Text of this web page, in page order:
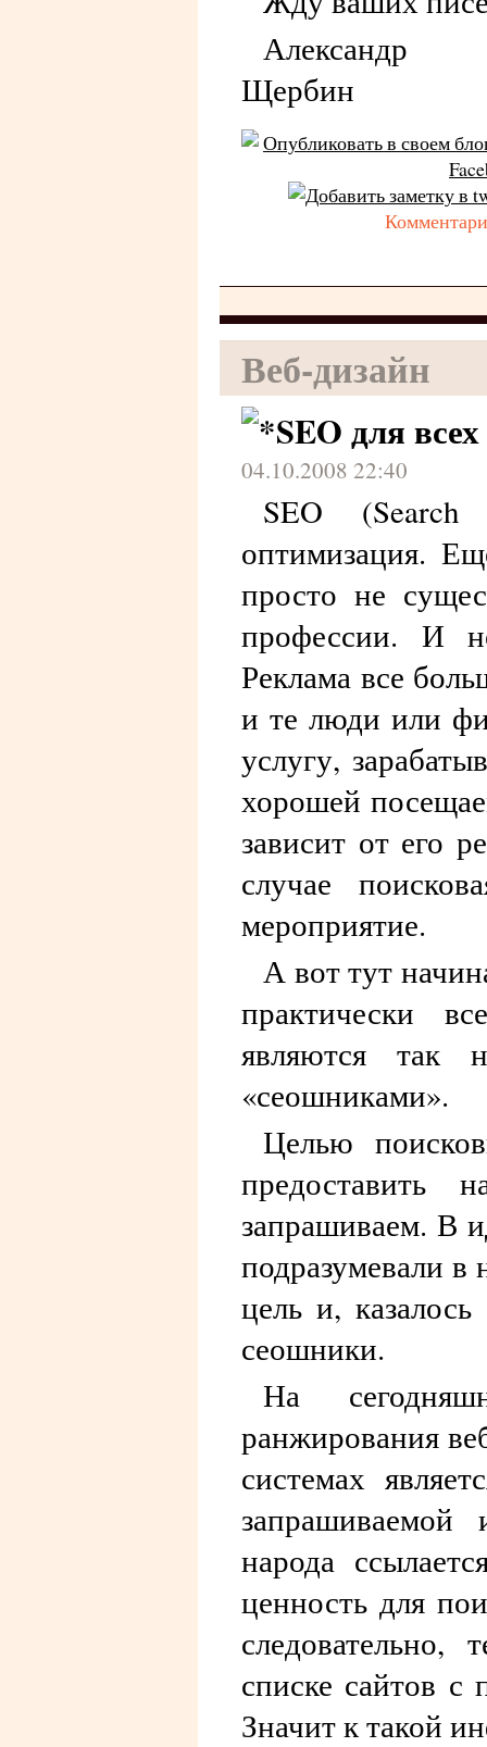
Александр
Щербин
Веб-дизайн
SEO для всех
04.10.2008 22:40
SEO (Search
оптимизация.
просто не
профессии. И
Реклама все
и те люди или
услугу,
хорошей
зависит от его
случае
мероприятие.
А вот тут
практически
являются так
«сеошниками».
Целью
запрашиваем. В
подразумевали в
цель и,
сеошники.
На
ранжирования
системах
народа
ценность для
списке сайтов
Значит к такой